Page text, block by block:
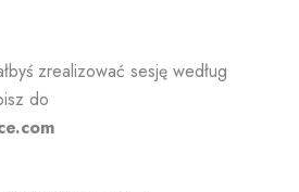
zrealizować sesję według
do